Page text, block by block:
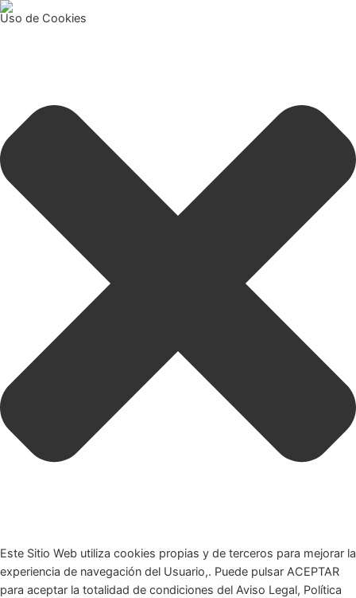
Uso de Cookies
Este Sitio Web utiliza cookies propias y de terceros para mejorar la
experiencia de navegación del Usuario,. Puede pulsar ACEPTAR
para aceptar la totalidad de condiciones del Aviso Legal, Política